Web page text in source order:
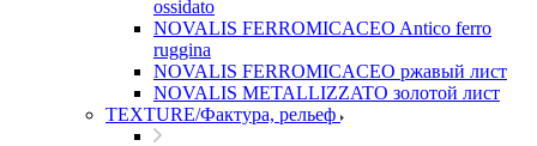
ossidato
NOVALIS FERROMICACEO Antico ferro
ruggina
NOVALIS FERROMICACEO ржавый лист
NOVALIS METALLIZZATO золотой лист
TEXTURE/Фактура, рельеф